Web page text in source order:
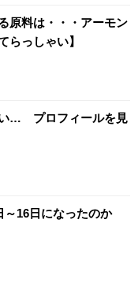
原料は・・・アーモン
らっしゃい】
… プロフィールを見
～16日になったのか